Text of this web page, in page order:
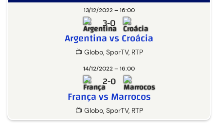
13/12/2022 – 16:00
📺 Globo, SporTV, RTP
3-0
Argentina vs Croácia
14/12/2022 – 16:00
📺 Globo, SporTV, RTP
2-0
França vs Marrocos